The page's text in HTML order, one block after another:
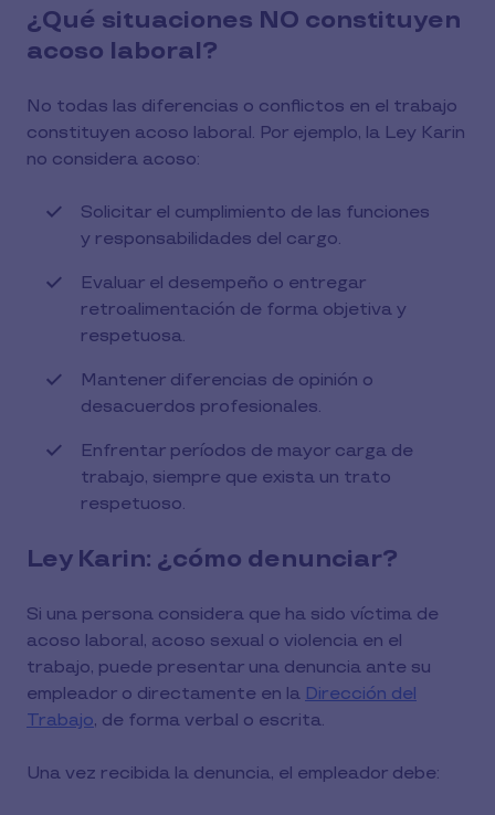
¿Qué situaciones NO constituyen
acoso laboral?
No todas las diferencias o conflictos en el trabajo
constituyen acoso laboral. Por ejemplo, la Ley Karin
no considera acoso:
Solicitar el cumplimiento de las funciones
y responsabilidades del cargo.
Evaluar el desempeño o entregar
retroalimentación de forma objetiva y
respetuosa.
Mantener diferencias de opinión o
desacuerdos profesionales.
Enfrentar períodos de mayor carga de
trabajo, siempre que exista un trato
respetuoso.
Ley Karin: ¿cómo denunciar?
Si una persona considera que ha sido víctima de
acoso laboral, acoso sexual o violencia en el
trabajo, puede presentar una denuncia ante su
empleador o directamente en la Dirección del
Trabajo, de forma verbal o escrita.
Una vez recibida la denuncia, el empleador debe: